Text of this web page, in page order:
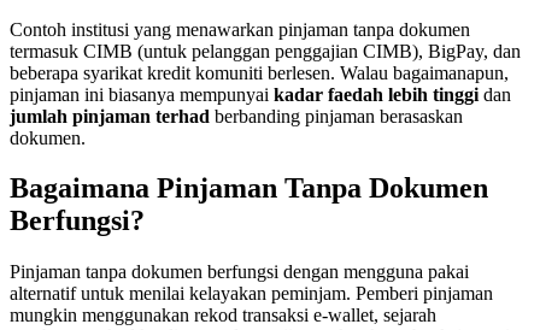
Contoh institusi yang menawarkan pinjaman tanpa dokumen
termasuk CIMB (untuk pelanggan penggajian CIMB), BigPay, dan
beberapa syarikat kredit komuniti berlesen. Walau bagaimanapun,
pinjaman ini biasanya mempunyai kadar faedah lebih tinggi dan
jumlah pinjaman terhad berbanding pinjaman berasaskan
dokumen.
Bagaimana Pinjaman Tanpa Dokumen
Berfungsi?
Pinjaman tanpa dokumen berfungsi dengan mengguna pakai
alternatif untuk menilai kelayakan peminjam. Pemberi pinjaman
mungkin menggunakan rekod transaksi e-wallet, sejarah